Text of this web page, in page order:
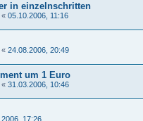
in einzelnschritten
« 05.10.2006, 11:16
« 24.08.2006, 20:49
um 1 Euro
« 31.03.2006, 10:46
17:26